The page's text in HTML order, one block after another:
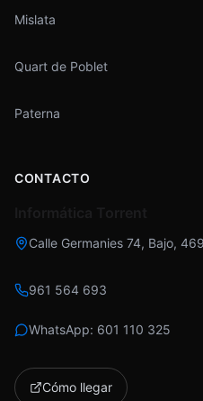
Mislata
Quart de Poblet
Paterna
CONTACTO
Calle Germanies 74, Bajo,
961 564 693
WhatsApp: 601 110 325
Cómo llegar